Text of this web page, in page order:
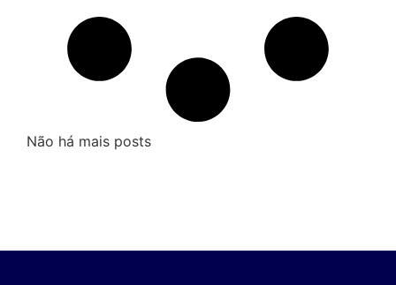
Não há mais posts